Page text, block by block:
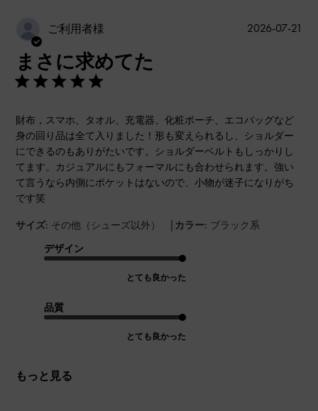
ご利用者様
まさに求めてた
財布，スマホ、タオル、充電器、化粧ポーチ、エコバッグなど
身の回り品は全て入りました！形も変えられるし、ショルダー
にできるのもありがたいです。ショルダーベルトもしっかりし
てます。カジュアルにもフォーマルにも合わせられます。強い
て言うなら内側にポケットはないので、小物が迷子になりがち
です笑
サイズ: その他（シューズ以外） | カラー: ブラック系
デザイン
とても良かった
品質
とても良かった
もっと見る
2026-07-21